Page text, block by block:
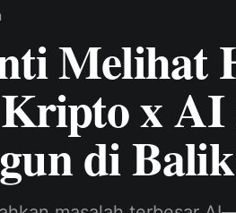
Melihat
x AI
di